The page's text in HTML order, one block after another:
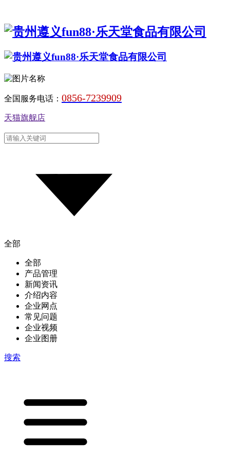
全国服务电话： 0856-7239909
天猫旗舰店
全部
全部
产品管理
新闻资讯
介绍内容
企业网点
常见问题
企业视频
企业图册
搜索